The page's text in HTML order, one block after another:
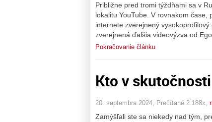
Približne pred tromi týždňami sa v
lokalitu YouTube. V rovnakom
internete zverejnený
zverejnená ďalšia videovýzva od
Pokračovanie článku
Kto v
20. septembra 2024, Prečítané 2 188x,
Zamýšľali ste sa niekedy nad tým,